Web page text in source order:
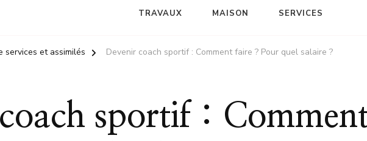
TRAVAUX MAISON SERVICES
services et assimilés Devenir coach sportif : Comment faire ? Pour quel salaire ?
sportif :